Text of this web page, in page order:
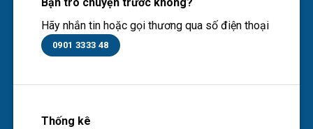
Hãy nhắn tin hoặc gọi thương qua số điện thoại
0901 3333 48
Thống kê